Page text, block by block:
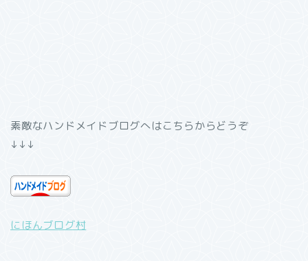
素敵なハンドメイドブログへはこちらからどうぞ
↓↓↓
にほんブログ村